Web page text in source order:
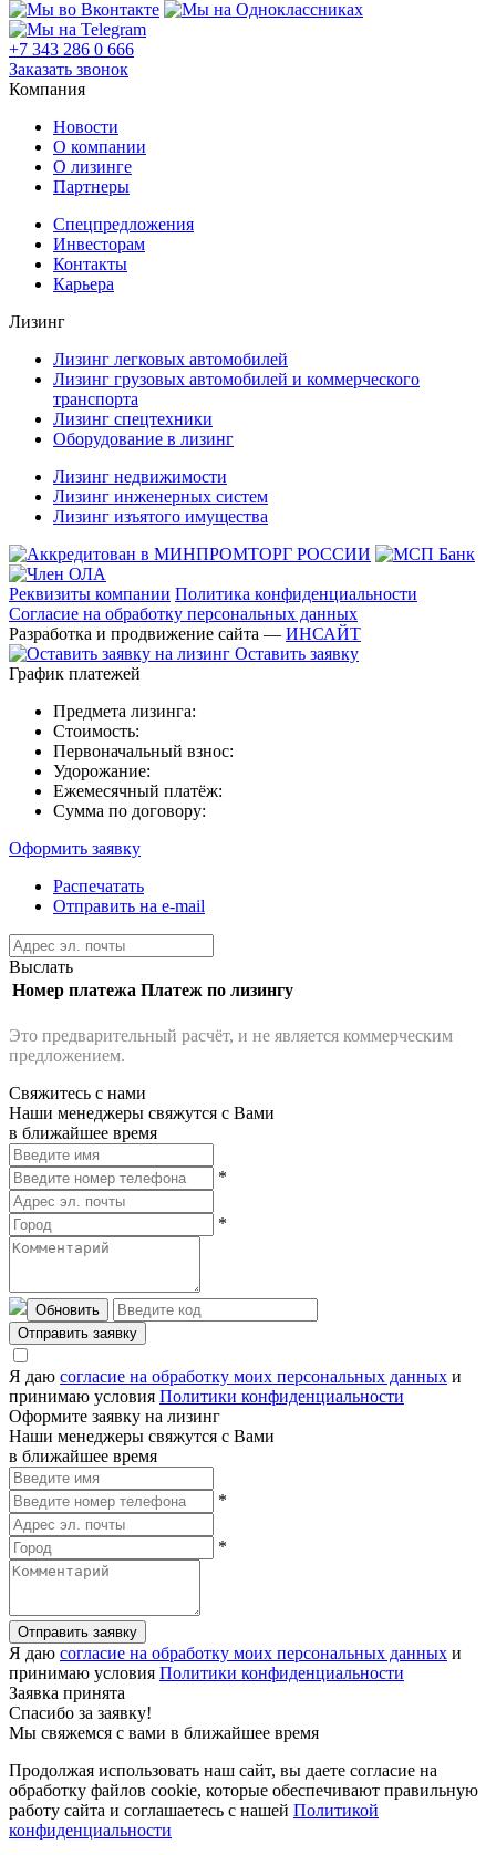
+7 343 286 0 666
Заказать звонок
Компания
Новости
О компании
О лизинге
Партнеры
Спецпредложения
Инвесторам
Контакты
Карьера
Лизинг
Лизинг легковых автомобилей
Лизинг грузовых автомобилей и коммерческого
транспорта
Лизинг спецтехники
Оборудование в лизинг
Лизинг недвижимости
Лизинг инженерных систем
Лизинг изъятого имущества
Реквизиты компании Политика конфиденциальности
Согласие на обработку персональных данных
Разработка и продвижение сайта — ИНСАЙТ
Оставить заявку
График платежей
Предмета лизинга:
Стоимость:
Первоначальный взнос:
Удорожание:
Ежемесячный платёж:
Сумма по договору:
Оформить заявку
Распечатать
Отправить на e-mail
Выслать
Номер платежа Платеж по лизингу
Это предварительный расчёт, и не является коммерческим
предложением.
Свяжитесь с нами
Наши менеджеры свяжутся с Вами
в ближайшее время
*
*
Обновить
Отправить заявку
Я даю согласие на обработку моих персональных данных и
принимаю условия Политики конфиденциальности
Оформите заявку на лизинг
Наши менеджеры свяжутся с Вами
в ближайшее время
*
*
Отправить заявку
Я даю согласие на обработку моих персональных данных и
принимаю условия Политики конфиденциальности
Заявка принята
Спасибо за заявку!
Мы свяжемся с вами в ближайшее время
Продолжая использовать наш сайт, вы даете согласие на
обработку файлов cookie, которые обеспечивают правильную
работу сайта и соглашаетесь с нашей Политикой
конфиденциальности